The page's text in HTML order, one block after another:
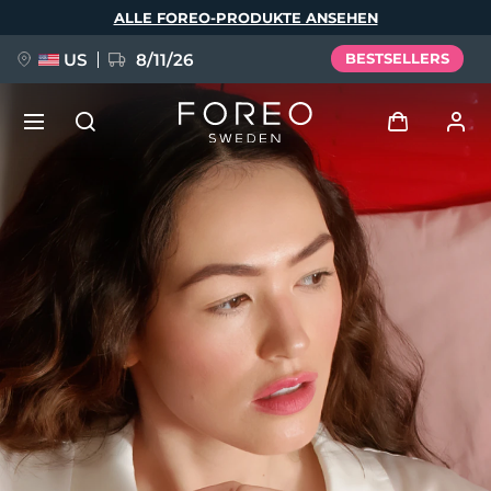
ALLE FOREO-PRODUKTE ANSEHEN
US 8/11/26 BESTSELLERS
Anmelden
Benutzerkonto
Meine Geräte
Meine Bestellungen
Meine Adressen
Meine Abonnements
FAQ™ Pure Beauty-Tech Elixir
BREAKING NEWS
issa™ Teeth Whitening Set
Sprache
English Deutsch
Español
Français
Português
Polski
Svenska
Русский
Türkçe
简体中文 繁體中文